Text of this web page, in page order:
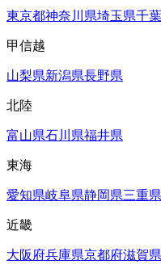
東京都神奈川県埼玉県千
甲信越
山梨県新潟県長野県
北陸
富山県石川県福井県
東海
愛知県岐阜県静岡県三重県
近畿
大阪府兵庫県京都府滋賀県